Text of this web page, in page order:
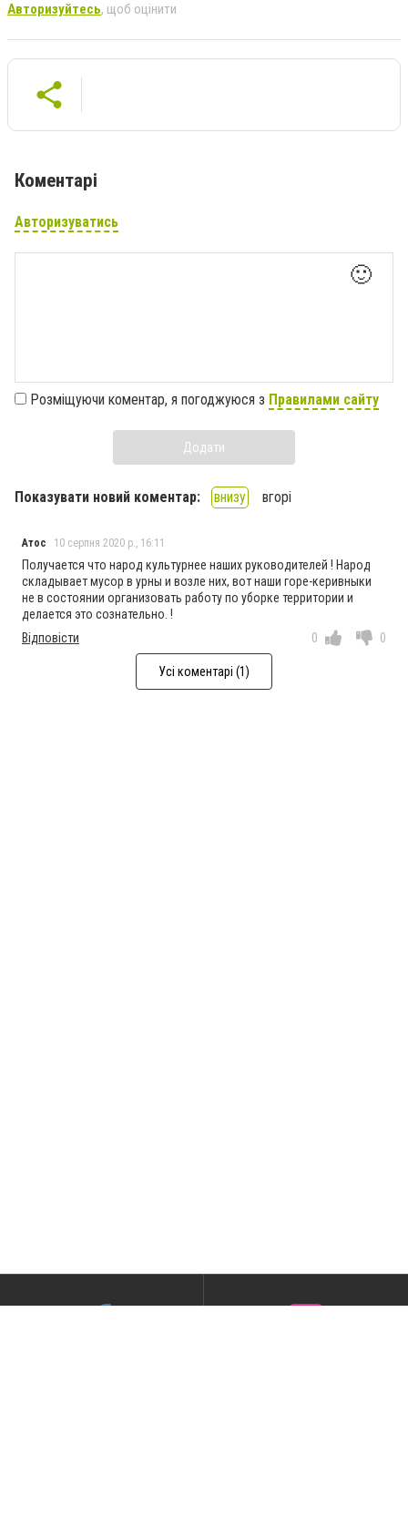
Авторизуйтесь, щоб оцінити
Коментарі
Авторизуватись
🙂
Розміщуючи коментар, я погоджуюся з Правилами сайту
Додати
Показувати новий коментар: внизу вгорі
Атос 10 серпня 2020 р., 16:11
Получается что народ культурнее наших руководителей ! Народ
складывает мусор в урны и возле них, вот наши горе-керивныки
не в состоянии организовать работу по уборке территории и
делается это сознательно. !
Відповісти
0 0
Усі коментарі (1)